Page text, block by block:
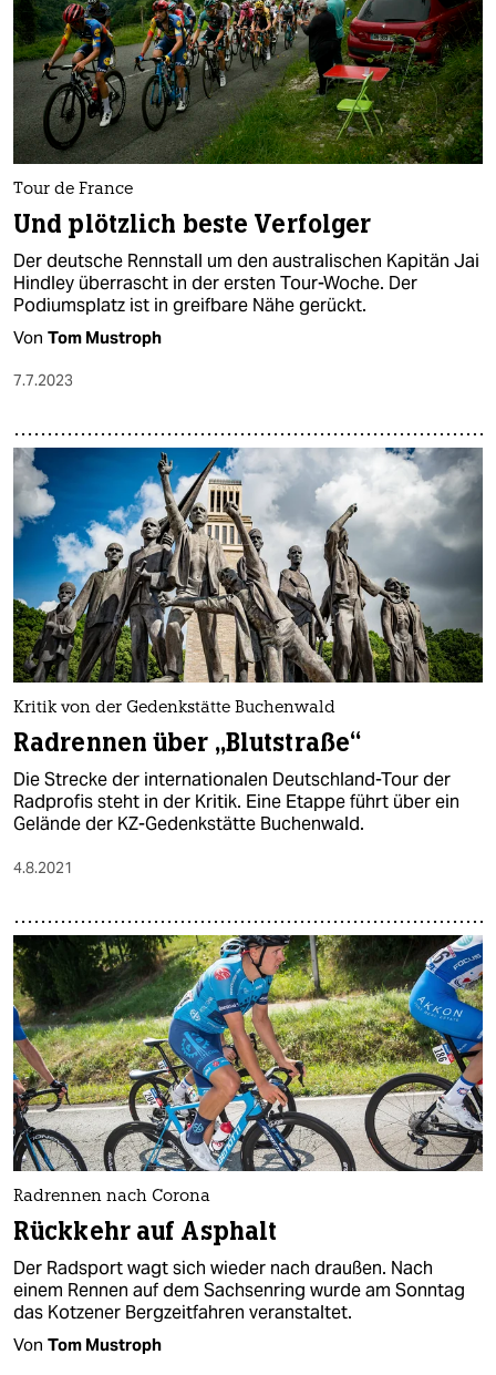
Tour de France
Und plötzlich beste Verfolger
Der deutsche Rennstall um den australischen Kapitän Jai
Hindley überrascht in der ersten Tour-Woche. Der
Podiumsplatz ist in greifbare Nähe gerückt.
Von Tom Mustroph
7.7.2023
Kritik von der Gedenkstätte Buchenwald
Radrennen über „Blutstraße“
Die Strecke der internationalen Deutschland-Tour der
Radprofis steht in der Kritik. Eine Etappe führt über ein
Gelände der KZ-Gedenkstätte Buchenwald.
4.8.2021
Radrennen nach Corona
Rückkehr auf Asphalt
Der Radsport wagt sich wieder nach draußen. Nach
einem Rennen auf dem Sachsenring wurde am Sonntag
das Kotzener Bergzeitfahren veranstaltet.
Von Tom Mustroph